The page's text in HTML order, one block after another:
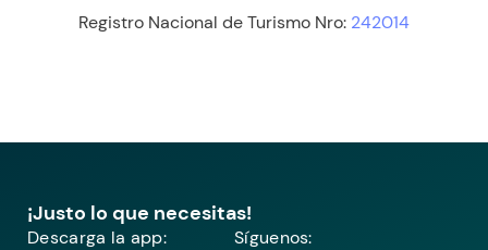
Registro Nacional de Turismo Nro: 242014
¡Justo lo que necesitas!
Descarga la app: Síguenos: